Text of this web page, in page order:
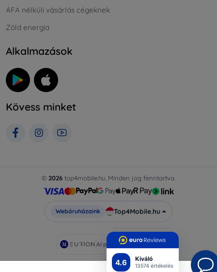
4.6 Kiváló
13574 értékelés
ÁFA nélküli vásárlás cégeknek
Zöld energia
Alkalmazások
Kövess minket
© 2026 top4mobile.hu. Minden jog fenntartva.
Webáruházaink Top4Mobile.hu
AI powered byEurion